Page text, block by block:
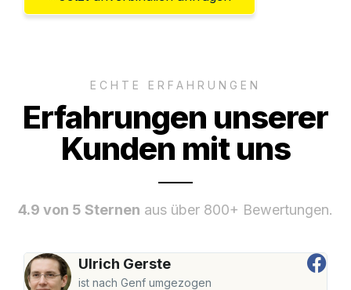
ECHTE ERFAHRUNGEN
Erfahrungen unserer
Kunden mit uns
4.9 von 5 Sternen aus über 800+ Bewertungen.
Ulrich Gerste
ist nach Genf umgezogen